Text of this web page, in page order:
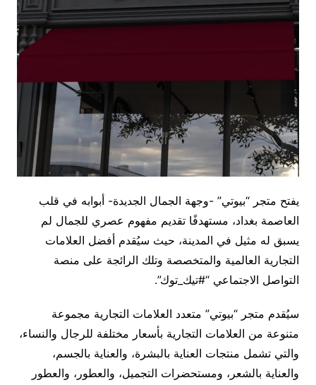
يفتح متجر “بيوتي” -وجهة الجمال الجديدة- أبوابه في قلب
العاصمة بغداد، مستهدفًا تقديم مفهوم عصري للجمال لم
يسبق له مثيل في المدينة، حيث سيُقدم أفضل العلامات
التجارية العالمية والمتخصصة وتلك الرائجة على منصة
التواصل الاجتماعي “#تيك_توك”.
سيُقدم متجر “بيوتي” متعدد العلامات التجارية مجموعة
متنوعة من العلامات التجارية بأسعار مختلفة للرجال والنساء،
والتي تشمل منتجات العناية بالبشرة، والعناية بالجسم،
والعناية بالشعر، ومستحضرات التجميل، والعطور، والعطور